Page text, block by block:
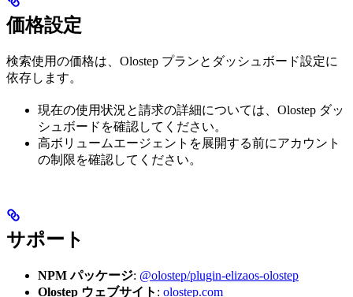
価格設定
検索使用の価格は、Olostep プランとダッシュボード設定に
依存します。
現在の使用状況と請求の詳細については、Olostep ダッ
シュボードを確認してください。
高ボリュームエージェントを展開する前にアカウント
の制限を確認してください。
サポート
NPM パッケージ: @olostep/plugin-elizaos-olostep
Olostep ウェブサイト : olostep.com